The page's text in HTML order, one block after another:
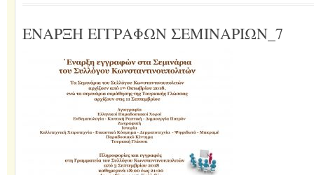
ΕΝΑΡΞΗ ΕΓΓΡΑΦΩΝ ΣΕΜΙΝΑΡΙΩΝ_7